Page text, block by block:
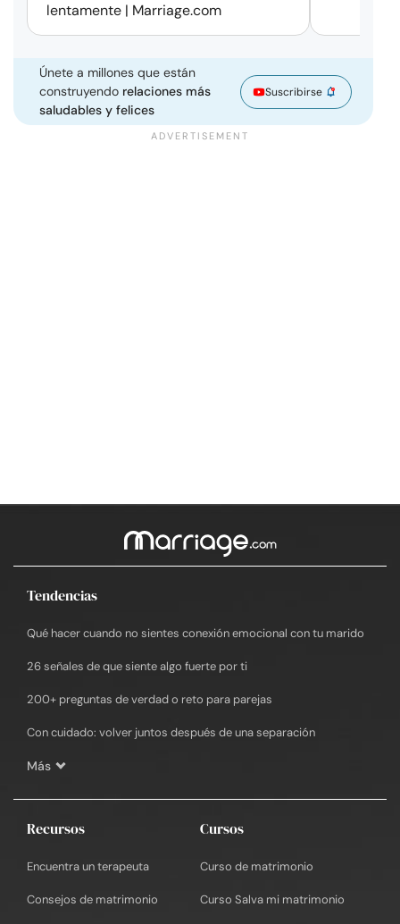
lentamente | Marriage.com
Únete a millones que están
construyendo relaciones más
saludables y felices
Suscribirse
Tendencias
Qué hacer cuando no sientes conexión emocional con tu marido
26 señales de que siente algo fuerte por ti
200+ preguntas de verdad o reto para parejas
Con cuidado: volver juntos después de una separación
Más
Recursos
Encuentra un terapeuta
Consejos de matrimonio
Cursos
Curso de matrimonio
Curso Salva mi matrimonio